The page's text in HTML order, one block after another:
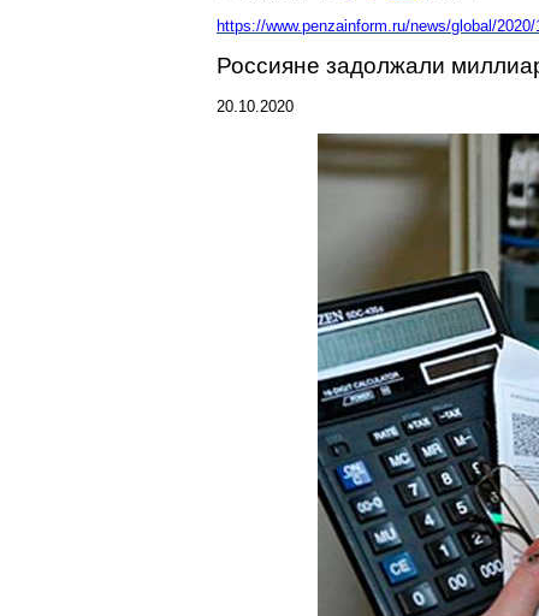
https://www.penzainform.ru/news/global/
Россияне задолжали
20.10.2020